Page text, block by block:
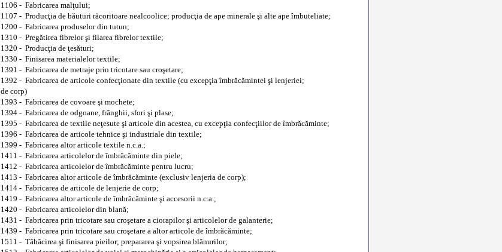
1106 - Fabricarea malţului;
1107 - Producţia de băuturi răcoritoare nealcoolice; producţia de ape minerale şi alte ape îmbuteliate;
1200 - Fabricarea produselor din tutun;
1310 - Pregătirea fibrelor şi filarea fibrelor textile;
1320 - Producţia de ţesături;
1330 - Finisarea materialelor textile;
1391 - Fabricarea de metraje prin tricotare sau croşetare;
1392 - Fabricarea de articole confecţionate din textile (cu excepţia îmbrăcămintei şi lenjeriei;
de corp)
1393 - Fabricarea de covoare şi mochete;
1394 - Fabricarea de odgoane, frânghii, sfori şi plase;
1395 - Fabricarea de textile neţesute şi articole din acestea, cu excepţia confecţiilor de îmbrăcăminte;
1396 - Fabricarea de articole tehnice şi industriale din textile;
1399 - Fabricarea altor articole textile n.c.a.;
1411 - Fabricarea articolelor de îmbrăcăminte din piele;
1412 - Fabricarea articolelor de îmbrăcăminte pentru lucru;
1413 - Fabricarea altor articole de îmbrăcăminte (exclusiv lenjeria de corp);
1414 - Fabricarea de articole de lenjerie de corp;
1419 - Fabricarea altor articole de îmbrăcăminte şi accesorii n.c.a.;
1420 - Fabricarea articolelor din blană;
1431 - Fabricarea prin tricotare sau croşetare a ciorapilor şi articolelor de galanterie;
1439 - Fabricarea prin tricotare sau croşetare a altor articole de îmbrăcăminte;
1511 - Tăbăcirea şi finisarea pieilor; prepararea şi vopsirea blănurilor;